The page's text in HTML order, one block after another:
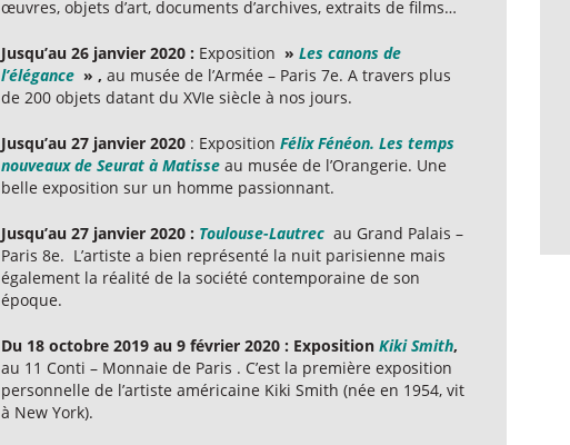
œuvres, objets d’art, documents d’archives, extraits de films…
Jusqu’au 26 janvier 2020 : Exposition » Les canons de
l’élégance » , au musée de l’Armée – Paris 7e. A travers plus
de 200 objets datant du XVIe siècle à nos jours.
Jusqu’au 27 janvier 2020 : Exposition Félix Fénéon. Les temps
nouveaux de Seurat à Matisse au musée de l’Orangerie. Une
belle exposition sur un homme passionnant.
Jusqu’au 27 janvier 2020 : Toulouse-Lautrec au Grand Palais –
Paris 8e. L’artiste a bien représenté la nuit parisienne mais
également la réalité de la société contemporaine de son
époque.
Du 18 octobre 2019 au 9 février 2020 : Exposition Kiki Smith,
au 11 Conti – Monnaie de Paris . C’est la première exposition
personnelle de l’artiste américaine Kiki Smith (née en 1954, vit
à New York).